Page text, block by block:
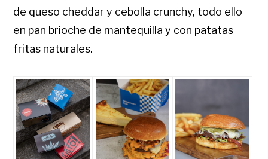
de queso cheddar y cebolla crunchy, todo ello
en pan brioche de mantequilla y con patatas
fritas naturales.